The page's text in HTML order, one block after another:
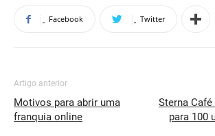
Facebook Twitter
Artigo anterior
Motivos para abrir uma
franquia online
Sterna
para 100